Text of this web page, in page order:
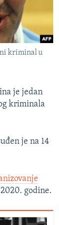
kriminal u
je jedan
kriminala
je na 14
godine.